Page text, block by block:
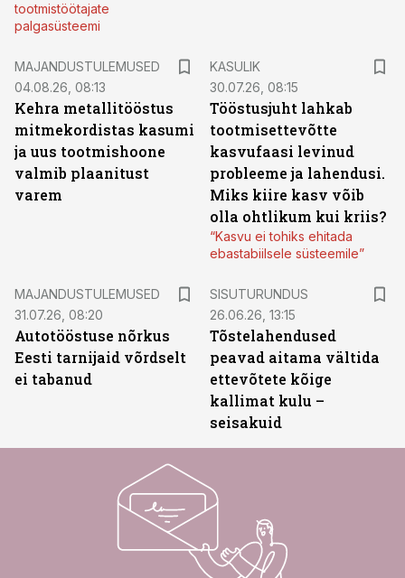
tootmistöötajate
palgasüsteemi
MAJANDUSTULEMUSED
04.08.26, 08:13
Kehra metallitööstus
mitmekordistas kasumi
ja uus tootmishoone
valmib plaanitust
varem
KASULIK
30.07.26, 08:15
Tööstusjuht lahkab
tootmisettevõtte
kasvufaasi levinud
probleeme ja lahendusi.
Miks kiire kasv võib
olla ohtlikum kui kriis?
“Kasvu ei tohiks ehitada
ebastabiilsele süsteemile”
MAJANDUSTULEMUSED
31.07.26, 08:20
Autotööstuse nõrkus
Eesti tarnijaid võrdselt
ei tabanud
SISUTURUNDUS
26.06.26, 13:15
Tõstelahendused
peavad aitama vältida
ettevõtete kõige
kallimat kulu –
seisakuid